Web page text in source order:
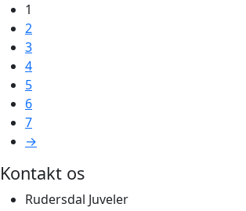
1
2
3
4
5
6
7
→
Kontakt os
Rudersdal Juveler